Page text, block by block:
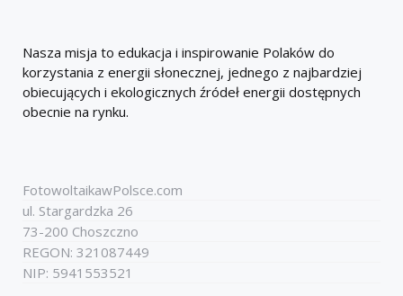
Nasza misja to edukacja i inspirowanie Polaków do
korzystania z energii słonecznej, jednego z najbardziej
obiecujących i ekologicznych źródeł energii dostępnych
obecnie na rynku.
FotowoltaikawPolsce.com
ul. Stargardzka 26
73-200 Choszczno
REGON: 321087449
NIP: 5941553521